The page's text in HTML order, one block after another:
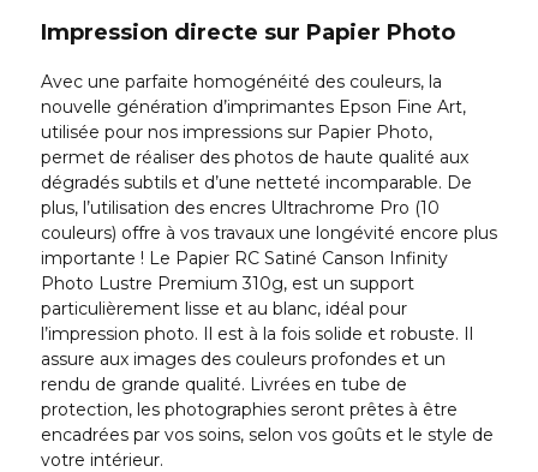
Impression directe sur Papier Photo
Avec une parfaite homogénéité des couleurs, la
nouvelle génération d’imprimantes Epson Fine Art,
utilisée pour nos impressions sur Papier Photo,
permet de réaliser des photos de haute qualité aux
dégradés subtils et d’une netteté incomparable. De
plus, l’utilisation des encres Ultrachrome Pro (10
couleurs) offre à vos travaux une longévité encore plus
importante ! Le Papier RC Satiné Canson Infinity
Photo Lustre Premium 310g, est un support
particulièrement lisse et au blanc, idéal pour
l’impression photo. Il est à la fois solide et robuste. Il
assure aux images des couleurs profondes et un
rendu de grande qualité. Livrées en tube de
protection, les photographies seront prêtes à être
encadrées par vos soins, selon vos goûts et le style de
votre intérieur.